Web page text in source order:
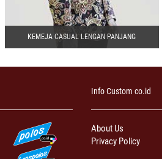
KEMEJA CASUAL LENGAN PANJANG
Info Custom co.id
About Us
Privacy Policy